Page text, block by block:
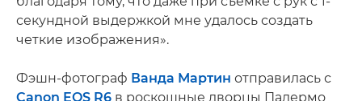
секундной выдержкой мне удалось создать
четкие изображения».
Фэшн-фотограф Ванда Мартин отправилась с
Canon EOS R6 в роскошные дворцы Палермо